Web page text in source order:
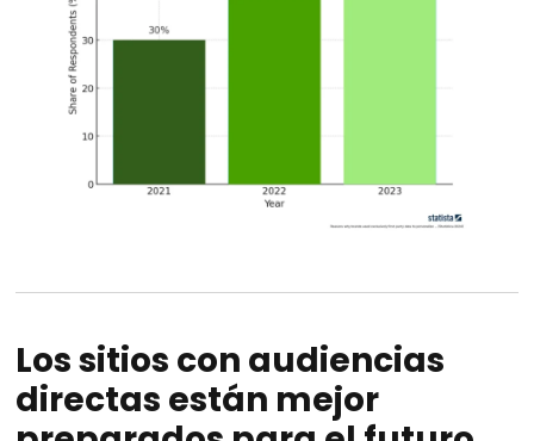
Los sitios con audiencias
directas están mejor